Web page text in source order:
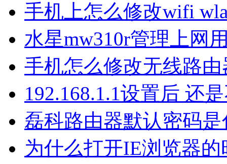
手机上怎么修改wifi
水星mw310r管理上网
手机怎么修改无线路
192.168.1.1设置后 还
磊科路由器默认密码是
为什么打开IE浏览器